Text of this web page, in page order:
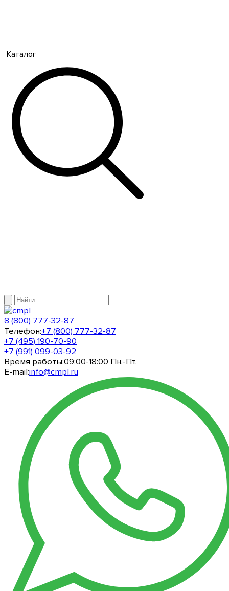
Каталог
8 (800) 777-32-87
Телефон:+7 (800) 777-32-87
+7 (495) 190-70-90
+7 (991) 099-03-92
Время работы:09:00-18:00 Пн.-Пт.
E-mail:info@cmpl.ru